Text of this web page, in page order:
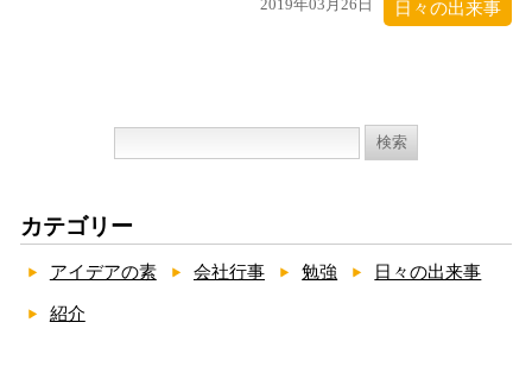
2019年03月26日 日々の出来事
検
カテゴリー
アイデアの素 会社行事 勉強 日々の出来事
紹介